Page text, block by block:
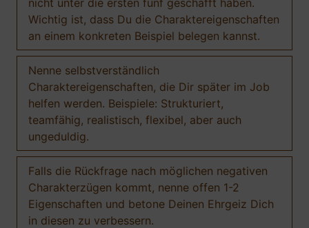
nicht unter die ersten fünf geschafft haben.
Wichtig ist, dass Du die Charaktereigenschaften
an einem konkreten Beispiel belegen kannst.
Nenne selbstverständlich
Charaktereigenschaften, die Dir später im Job
helfen werden. Beispiele: Strukturiert,
teamfähig, realistisch, flexibel, aber auch
ungeduldig.
Falls die Rückfrage nach möglichen negativen
Charakterzügen kommt, nenne offen 1-2
Eigenschaften und betone Deinen Ehrgeiz Dich
in diesen zu verbessern.